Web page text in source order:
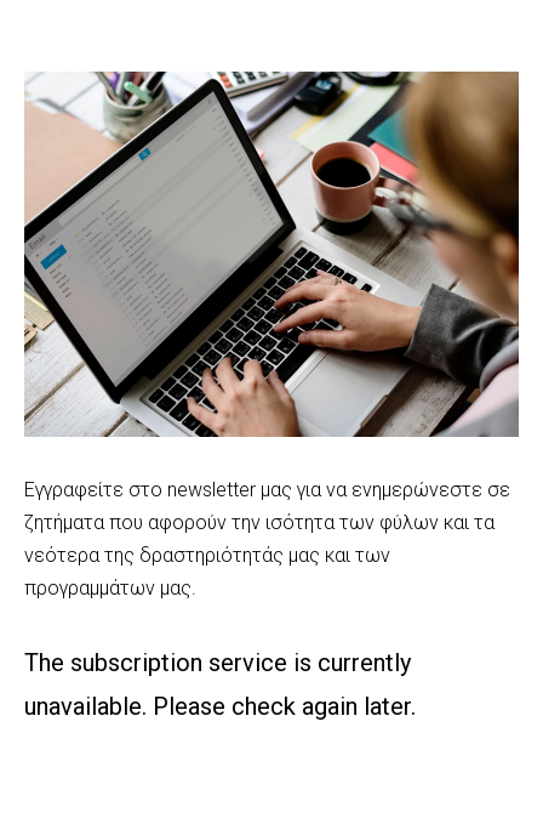
Εγγραφείτε στο newsletter μας για να ενημερώνεστε σε
ζητήματα που αφορούν την ισότητα των φύλων και τα
νεότερα της δραστηριότητάς μας και των
προγραμμάτων μας.
The subscription service is currently
unavailable. Please check again later.